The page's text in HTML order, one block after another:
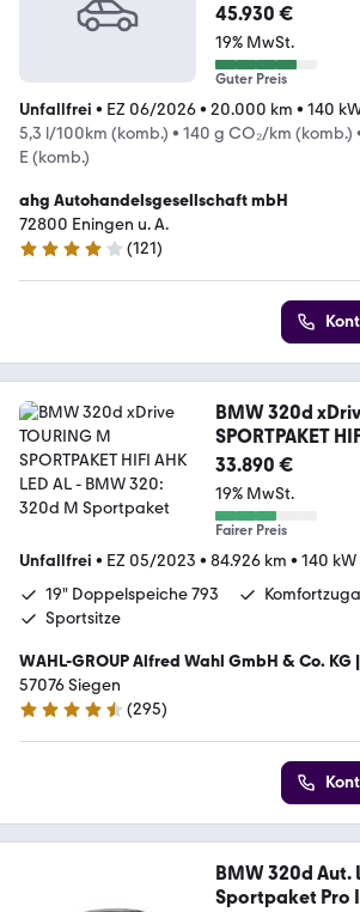
Sportpaket
45.930 €
19% MwSt.
Guter Preis
Unfallfrei • EZ 06/2026• 20.000 km • 140
5,3 l/100km (komb.) • 140 g CO₂/km (komb.)
E (komb.)
ahg Autohandelsgesellschaft mbH
72800 Eningen u. A.
4.2 Sterne
(121)
BMW 320d
SPORTPAKET
33.890 €
19% MwSt.
Fairer Preis
Unfallfrei • EZ 05/2023 • 84.926 km • 140 kW
19" Doppelspeiche 793
Sportsitze
WAHL-GROUP Alfred Wahl GmbH & Co. KG
Siegen
57076 Siegen
4.3 Sterne
(295)
BMW 320d Aut.
Sportpaket Pro